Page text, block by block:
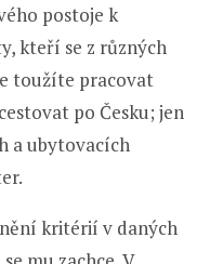
postoje k
kteří se z různých
toužíte pracovat
po Česku; jen
a ubytovacích
kritérií v daných